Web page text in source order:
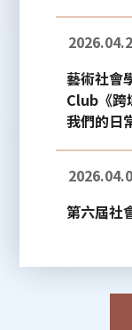
藝術社會
Club《跨
我們的日
第六屆社